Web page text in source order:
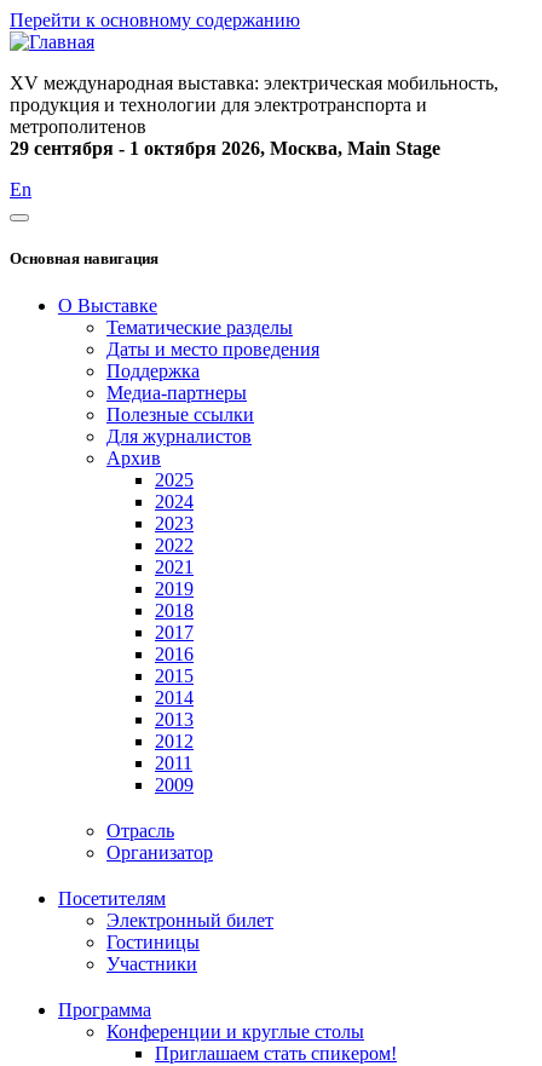
Перейти к основному содержанию
XV международная выставка: электрическая мобильность,
продукция и технологии для электротранспорта и
метрополитенов
29 сентября - 1 октября 2026, Москва, Main Stage
En
Основная навигация
О Выставке
Тематические разделы
Даты и место проведения
Поддержка
Медиа-партнеры
Полезные ссылки
Для журналистов
Архив
2025
2024
2023
2022
2021
2019
2018
2017
2016
2015
2014
2013
2012
2011
2009
Отрасль
Организатор
Посетителям
Электронный билет
Гостиницы
Участники
Программа
Конференции и круглые столы
Приглашаем стать спикером!